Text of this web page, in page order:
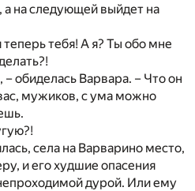
а на следующей выйдет на
тебя! А я? Ты обо мне
обиделась Варвара. – Что он
мужиков, с ума можно
села на Варварино место,
и его худшие опасения
дурой. Или ему